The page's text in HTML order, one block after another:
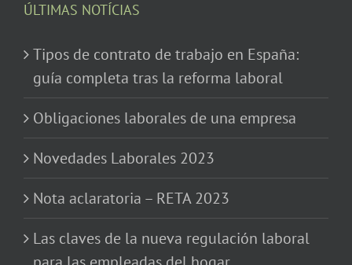
ÚLTIMAS NOTÍCIAS
Tipos de contrato de trabajo en España:
guía completa tras la reforma laboral
Obligaciones laborales de una empresa
Novedades Laborales 2023
Nota aclaratoria – RETA 2023
Las claves de la nueva regulación laboral